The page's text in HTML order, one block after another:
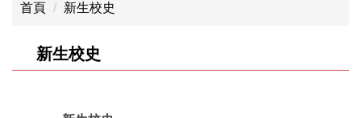
首頁 新生校史
新生校史